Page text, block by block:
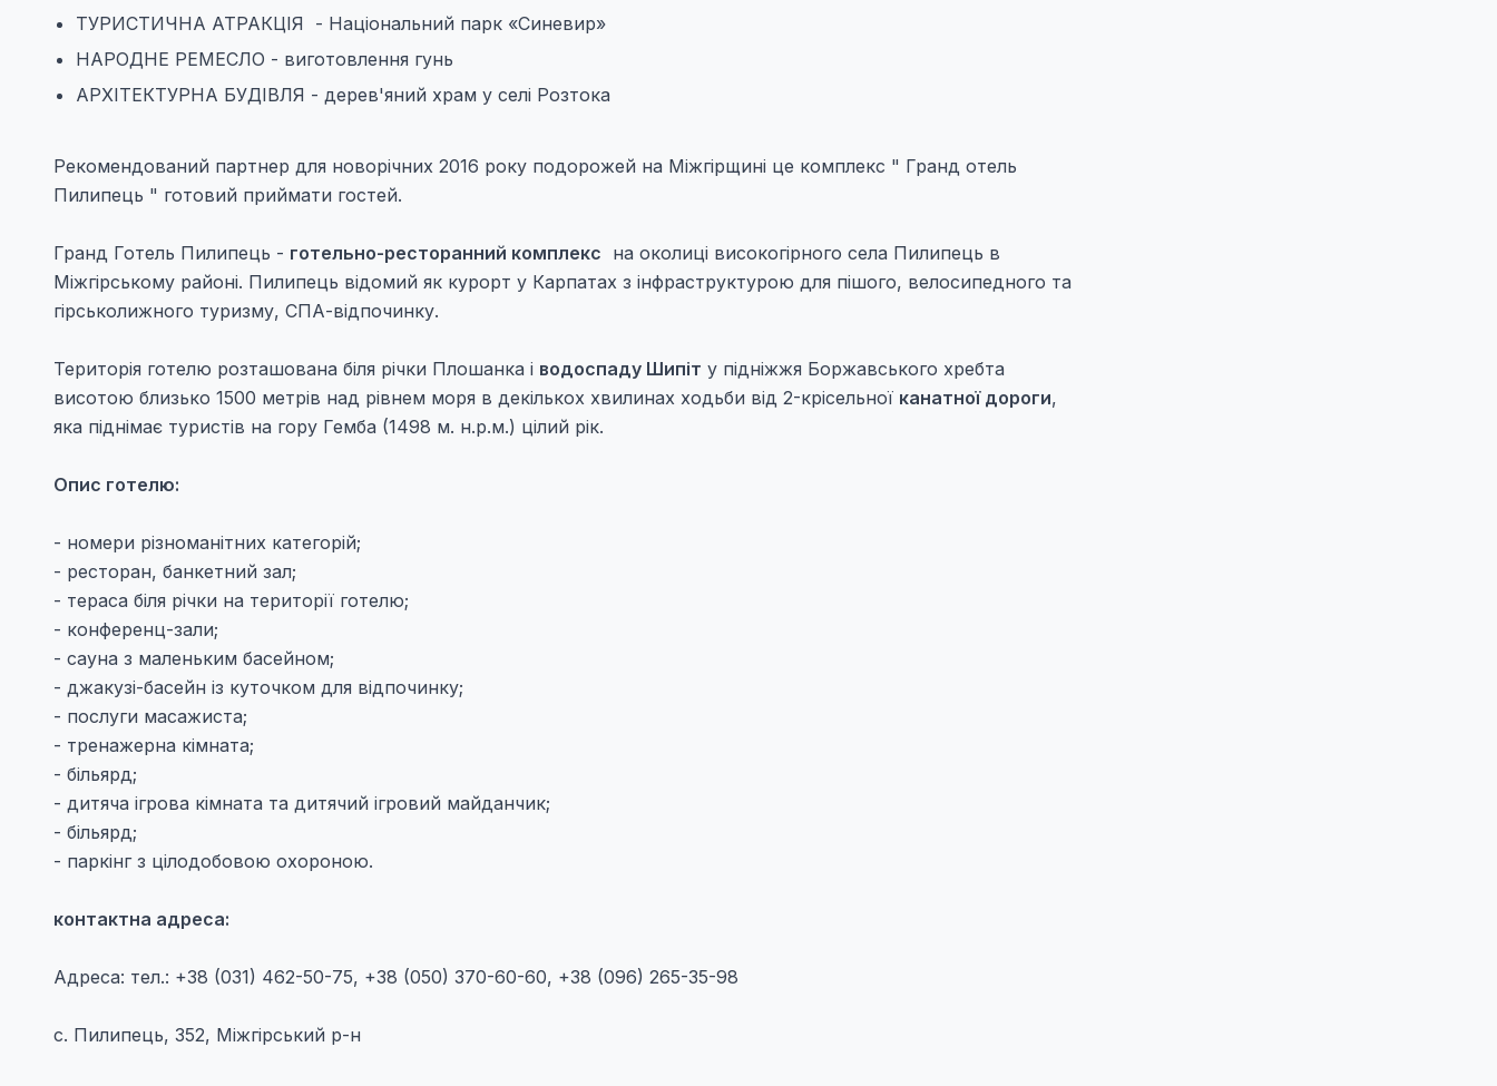
ТУРИСТИЧНА АТРАКЦІЯ - Національний парк «Синевир»
НАРОДНЕ РЕМЕСЛО - виготовлення гунь
АРХІТЕКТУРНА БУДІВЛЯ - дерев'яний храм у селі Розтока
Рекомендований партнер для новорічних 2016 року подорожей на Міжгірщині це комплекс " Гранд отель
Пилипець " готовий приймати гостей.
Гранд Готель Пилипець - готельно-ресторанний комплекс на околиці високогірного села Пилипець в
Міжгірському районі. Пилипець відомий як курорт у Карпатах з інфраструктурою для пішого, велосипедного та
гірськолижного туризму, СПА-відпочинку.
Територія готелю розташована біля річки Плошанка і водоспаду Шипіт у підніжжя Боржавського хребта
висотою близько 1500 метрів над рівнем моря в декількох хвилинах ходьби від 2-крісельної канатної дороги,
яка піднімає туристів на гору Гемба (1498 м. н.р.м.) цілий рік.
Опис готелю:
- номери різноманітних категорій;
- ресторан, банкетний зал;
- тераса біля річки на території готелю;
- конференц-зали;
- сауна з маленьким басейном;
- джакузі-басейн із куточком для відпочинку;
- послуги масажиста;
- тренажерна кімната;
- більярд;
- дитяча ігрова кімната та дитячий ігровий майданчик;
- більярд;
- паркінг з цілодобовою охороною.
контактна адреса:
Адреса: тел.: +38 (031) 462-50-75, +38 (050) 370-60-60, +38 (096) 265-35-98
с. Пилипець, 352, Міжгірський р-н